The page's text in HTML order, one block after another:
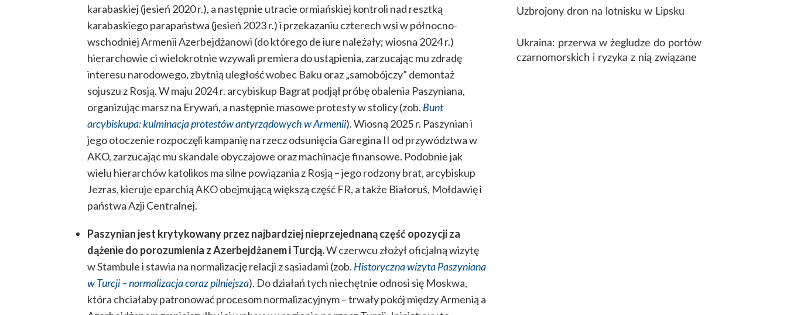
karabaskiej (jesień 2020 r.), a następnie utracie ormiańskiej kontroli nad resztką
karabaskiego parapaństwa (jesień 2023 r.) i przekazaniu czterech wsi w północno-
wschodniej Armenii Azerbejdżanowi (do którego de iure należały; wiosna 2024 r.)
hierarchowie ci wielokrotnie wzywali premiera do ustąpienia, zarzucając mu zdradę
interesu narodowego, zbytnią uległość wobec Baku oraz „samobójczy” demontaż
sojuszu z Rosją. W maju 2024 r. arcybiskup Bagrat podjął próbę obalenia Paszyniana,
organizując marsz na Erywań, a następnie masowe protesty w stolicy (zob. Bunt
arcybiskupa: kulminacja protestów antyrządowych w Armenii). Wiosną 2025 r. Paszynian i
jego otoczenie rozpoczęli kampanię na rzecz odsunięcia Garegina II od przywództwa w
AKO, zarzucając mu skandale obyczajowe oraz machinacje finansowe. Podobnie jak
wielu hierarchów katolikos ma silne powiązania z Rosją – jego rodzony brat, arcybiskup
Jezras, kieruje eparchią AKO obejmującą większą część FR, a także Białoruś, Mołdawię i
państwa Azji Centralnej.
Paszynian jest krytykowany przez najbardziej nieprzejednaną część opozycji za
dążenie do porozumienia z Azerbejdżanem i Turcją.W czerwcu złożył oficjalną wizytę
w Stambule i stawia na normalizację relacji z sąsiadami (zob. Historyczna wizyta Paszyniana
w Turcji – normalizacja coraz pilniejsza). Do działań tych niechętnie odnosi się Moskwa,
która chciałaby patronować procesom normalizacyjnym – trwały pokój między Armenią a
Uzbrojony dron na lotnisku w Lipsku
Ukraina: przerwa w żegludze do portów
czarnomorskich i ryzyka z nią związane